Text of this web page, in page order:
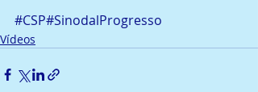
#CSP#SinodalProgresso
Vídeos